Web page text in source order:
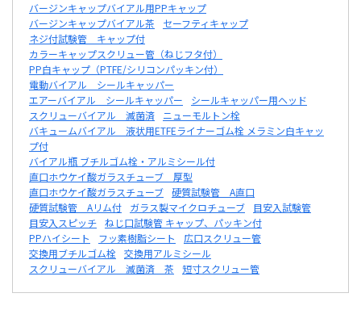
バージンキャップバイアル用PPキャップ
バージンキャップバイアル茶
セーフティキャップ
ネジ付試験管 キャップ付
カラーキャップスクリュー管（ねじフタ付）
PP白キャップ（PTFE/シリコンパッキン付）
電動バイアル シールキャッパー
エアーバイアル シールキャッパー
シールキャッパー用ヘッド
スクリューバイアル 滅菌済
ニューモルトン栓
バキュームバイアル 液状用ETFEライナーゴム栓 メラミン白キャッ
プ付
バイアル瓶 ブチルゴム栓・アルミシール付
直口ホウケイ酸ガラスチューブ 厚型
直口ホウケイ酸ガラスチューブ 硬質試験管 A直口
硬質試験管 Aリム付
ガラス製マイクロチューブ
目安入試験管
目安入スピッチ ねじ口試験管 キャップ、パッキン付
PPハイシート
フッ素樹脂シート
広口スクリュー管
交換用ブチルゴム栓 交換用アルミシール
スクリューバイアル 滅菌済 茶
短寸スクリュー管